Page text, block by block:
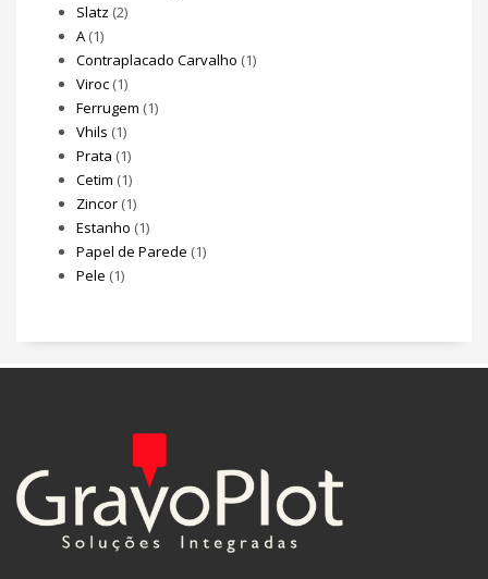
Slatz (2)
A (1)
Contraplacado Carvalho (1)
Viroc (1)
Ferrugem (1)
Vhils (1)
Prata (1)
Cetim (1)
Zincor (1)
Estanho (1)
Papel de Parede (1)
Pele (1)